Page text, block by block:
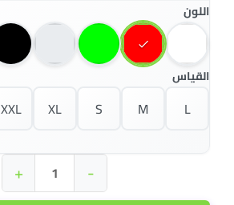
اللون
القياس
L
M
S
XL
XXL
-
+